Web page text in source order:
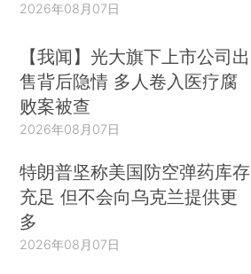
2026年08月07日
【我闻】光大旗下上市公司出
售背后隐情 多人卷入医疗腐
败案被查
2026年08月07日
特朗普坚称美国防空弹药库存
充足 但不会向乌克兰提供更
多
2026年08月07日